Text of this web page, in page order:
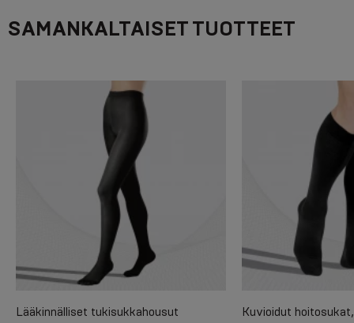
SAMANKALTAISET TUOTTEET
Lääkinnälliset tukisukkahousut
Kuvioidut